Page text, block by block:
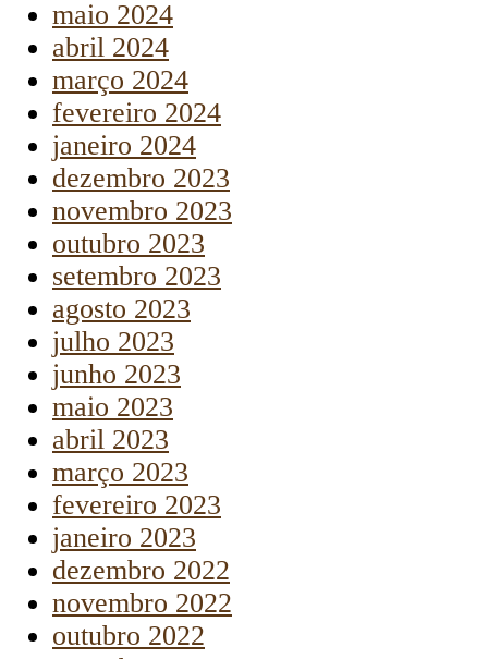
maio 2024
abril 2024
março 2024
fevereiro 2024
janeiro 2024
dezembro 2023
novembro 2023
outubro 2023
setembro 2023
agosto 2023
julho 2023
junho 2023
maio 2023
abril 2023
março 2023
fevereiro 2023
janeiro 2023
dezembro 2022
novembro 2022
outubro 2022